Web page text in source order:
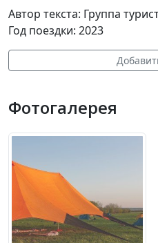
Автор текста: Группа
Год поездки: 2023
Фотогалерея